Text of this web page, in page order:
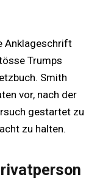
Anklageschrift
Trumps
Smith
vor, nach der
gestartet zu
zu halten.